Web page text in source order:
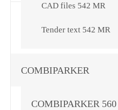
CAD files 542 MR
Tender text 542 MR
COMBIPARKER
COMBIPARKER 560